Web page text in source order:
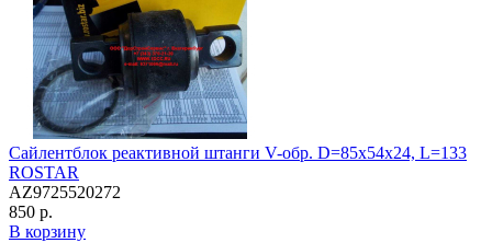
Сайлентблок реактивной штанги V-обр. D=85x54x24, L=133
ROSTAR
AZ9725520272
850 р.
В корзину